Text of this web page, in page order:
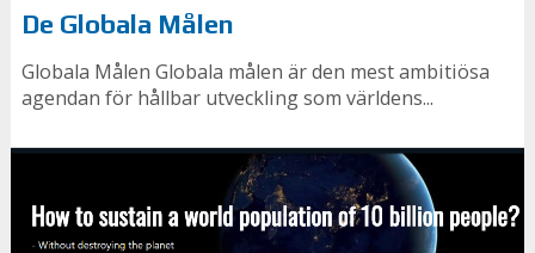
De Globala Målen
Globala Målen Globala målen är den mest ambitiösa
agendan för hållbar utveckling som världens...